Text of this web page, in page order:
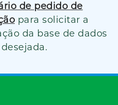
de pedido de
para solicitar a
da base de dados
desejada.